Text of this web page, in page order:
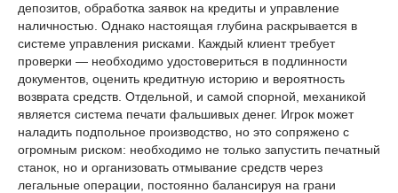
депозитов, обработка заявок на кредиты и управление
наличностью. Однако настоящая глубина раскрывается в
системе управления рисками. Каждый клиент требует
проверки — необходимо удостовериться в подлинности
документов, оценить кредитную историю и вероятность
возврата средств. Отдельной, и самой спорной, механикой
является система печати фальшивых денег. Игрок может
наладить подпольное производство, но это сопряжено с
огромным риском: необходимо не только запустить печатный
станок, но и организовать отмывание средств через
легальные операции, постоянно балансируя на грани